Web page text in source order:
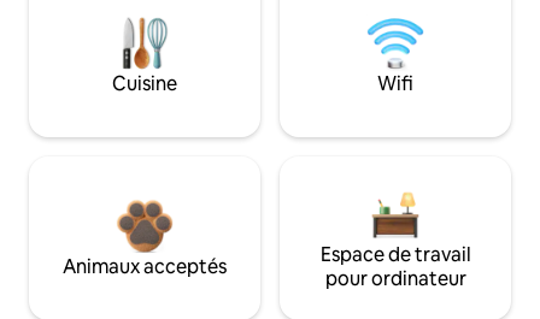
Cuisine Wifi
Animaux acceptés
Espace de travail
pour ordinateur